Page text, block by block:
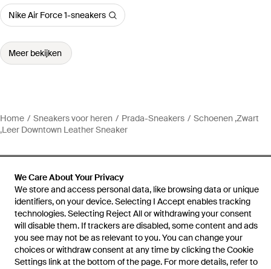
We Care About Your Privacy
We store and access personal data, like browsing data or unique
identifiers, on your device. Selecting I Accept enables tracking
technologies. Selecting Reject All or withdrawing your consent
will disable them. If trackers are disabled, some content and ads
you see may not be as relevant to you. You can change your
choices or withdraw consent at any time by clicking the Cookie
Settings link at the bottom of the page. For more details, refer to
Nike Air Force 1-sneakers
Meer bekijken
Home Sneakers voor heren Prada-Sneakers
Schoenen ,Zwart
,Leer Downtown Leather Sneaker
Hulp en informatie